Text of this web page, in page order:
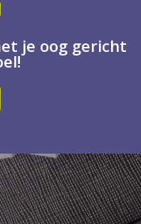
je oog gericht